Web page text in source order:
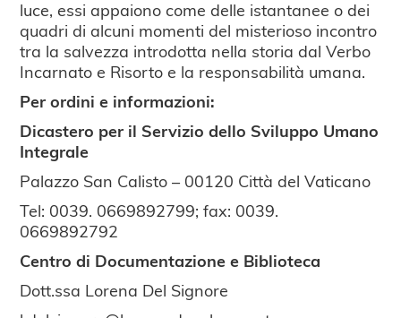
luce, essi appaiono come delle istantanee o dei
quadri di alcuni momenti del misterioso incontro
tra la salvezza introdotta nella storia dal Verbo
Incarnato e Risorto e la responsabilità umana.
Per ordini e informazioni:
Dicastero per il Servizio dello Sviluppo Umano
Integrale
Palazzo San Calisto – 00120 Città del Vaticano
Tel: 0039. 0669892799; fax: 0039.
0669892792
Centro di Documentazione e Biblioteca
Dott.ssa Lorena Del Signore